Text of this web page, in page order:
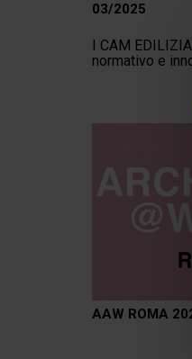
03/2025
I CAM
normativo e
AAW ROMA